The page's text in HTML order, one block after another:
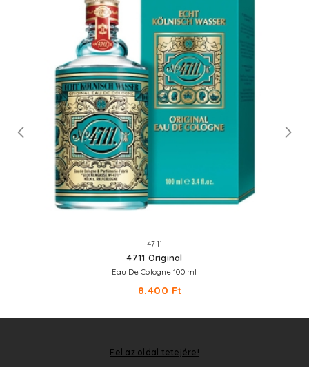
4711
4711 Original
Eau De Cologne 100 ml
8.400 Ft
Fel az oldal tetejére!